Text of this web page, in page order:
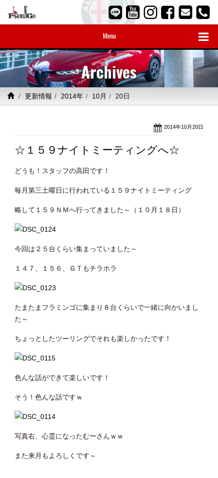
Menu
Archives
更新情報 2014年 10月 20日
2014年10月20日
☆１５９ナイトミーティングへ☆
どうも！スタッフの高田です！
毎月第三土曜日に行われている１５９ナイトミーティング
略して１５９ＮＭへ行ってきました～（１０月１８日）
今回は２５台くらい集まっていました～
１４７、１５６、ＧＴもチラホラ
たまたまフラミンゴに集まり８台くらいで一緒に向かいまし
た～
ちょっとしたツーリングでそれも楽しかったです！
色んな話ができて楽しいです！
そう！色んな話ですｗ
写真右、心霊になったむーさんｗｗ
また来月もよろしくです～